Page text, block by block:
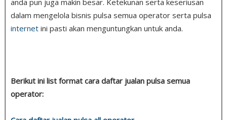
dalam mengelola bisnis pulsa semua operator serta pulsa
internet ini pasti akan menguntungkan untuk anda.
Berikut ini list format cara daftar jualan pulsa semua
operator: